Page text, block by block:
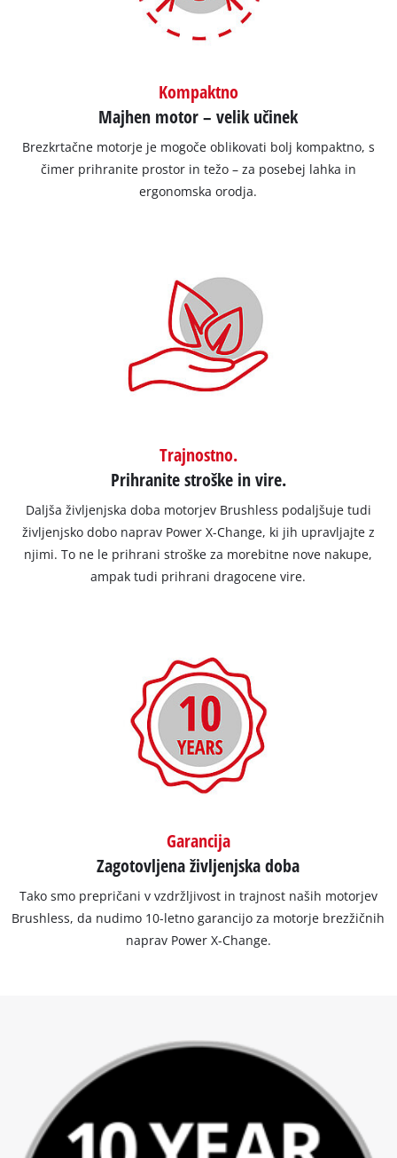
Kompaktno
Majhen motor – velik učinek
Brezkrtačne motorje je mogoče oblikovati bolj kompaktno, s
čimer prihranite prostor in težo – za posebej lahka in
ergonomska orodja.
Trajnostno.
Prihranite stroške in vire.
Daljša življenjska doba motorjev Brushless podaljšuje tudi
življenjsko dobo naprav Power X-Change, ki jih upravljajte z
njimi. To ne le prihrani stroške za morebitne nove nakupe,
ampak tudi prihrani dragocene vire.
Garancija
Zagotovljena življenjska doba
Tako smo prepričani v vzdržljivost in trajnost naših motorjev
Brushless, da nudimo 10-letno garancijo za motorje brezžičnih
naprav Power X-Change.